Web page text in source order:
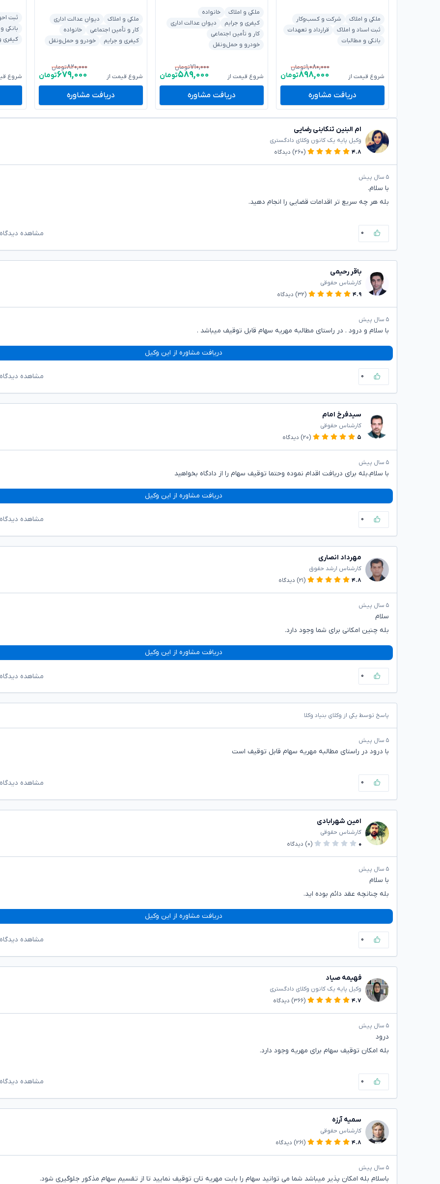
ملکی و املاک
شرکت و کسب‌وکار
ثبت اسناد و املاک
قرارداد و تعهدات
بانکی و مطالبات
شروع قیمت از
۱,۰۸۰,۰۰۰تومان
۸۹۸,۰۰۰تومان
دریافت مشاوره
ملکی و املاک
خانواده
کیفری و جرایم
دیوان عدالت اداری
کار و تأمین اجتماعی
خودرو و حمل‌ونقل
شروع قیمت از
۷۱۰,۰۰۰تومان
۵۸۹,۰۰۰تومان
دریافت مشاوره
ملکی و املاک
دیوان عدالت اداری
کار و تأمین اجتماعی
خانواده
کیفری و جرایم
خودرو و حمل‌ونقل
شروع قیمت از
۸۲۰,۰۰۰تومان
۶۷۹,۰۰۰تومان
دریافت مشاوره
ثبت
بانکی
کیفری
شروع
ام البنین تنکابنی رضایی
وکیل پایه یک کانون وکلای دادگستری
۴.۸
(۲۶۰) دیدگاه
۵ سال پیش
با سلام.
بله هر چه سریع تر اقدامات قضایی را انجام دهید.
۰ مشاهده
باقر رحیمی
کارشناس حقوقی
۴.۹
(۳۲) دیدگاه
۵ سال پیش
با سلام و درود . در راستای مطالبه مهریه سهام قابل توقیف میباشد .
دریافت مشاوره از این وکیل
۰ مشاهده
سیدفرخ امام
کارشناس حقوقی
۵
(۲۰) دیدگاه
۵ سال پیش
با سلام.بله برای دریافت اقدام نموده وحتما توقیف سهام را از دادگاه بخواهید
دریافت مشاوره از این وکیل
۰ مشاهده
مهرداد انصاری
کارشناس ارشد حقوق
۴.۸
(۲۱) دیدگاه
۵ سال پیش
سلام
بله چنین امکانی برای شما وجود دارد.
دریافت مشاوره از این وکیل
۰ مشاهده
پاسخ توسط یکی از وکلای بنیاد وکلا
۵ سال پیش
با درود در راستای مطالبه مهریه سهام قابل توقیف است
۰ مشاهده
امین شهرابادی
کارشناس حقوقی
۰
(۰) دیدگاه
۵ سال پیش
با سلام
بله چنانچه عقد دائم بوده اید.
دریافت مشاوره از این وکیل
۰ مشاهده
فهیمه صیاد
وکیل پایه یک کانون وکلای دادگستری
۴.۷
(۳۶۶) دیدگاه
۵ سال پیش
درود
بله امکان توقیف سهام برای مهریه وجود دارد.
۰ مشاهده
سمیه آرزه
کارشناس حقوقی
۴.۸
(۲۶۱) دیدگاه
۵ سال پیش
باسلام بله امکان پذیر میباشد شما می توانید سهام را بابت مهریه تان توقیف نمایید تا از تقسیم سهام مذکور جلوگیری شود.